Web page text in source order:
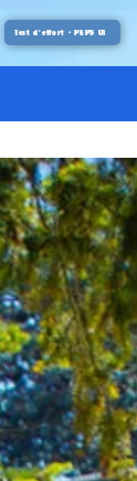
Test d'effort - PEPS 01